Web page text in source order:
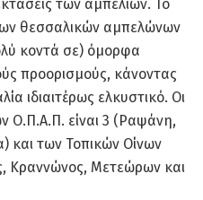
των αμπελιών. Το
θεσσαλικών αμπελώνων
κοντά σε) όμορφα
προορισμούς, κάνοντας
ιδιαιτέρως ελκυστικό. Οι
Ο.Π.Α.Π. είναι 3 (Ραψάνη,
και των Τοπικών Οίνων
Κραννώνος, Μετεώρων και